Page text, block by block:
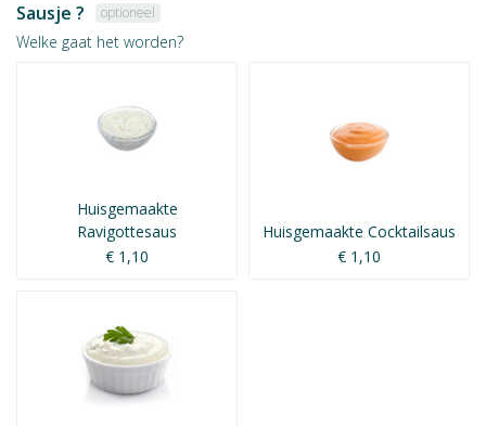
Sausje ? optioneel
Welke gaat het worden?
Huisgemaakte
Ravigottesaus
€ 1,10
Huisgemaakte Cocktailsaus
€ 1,10